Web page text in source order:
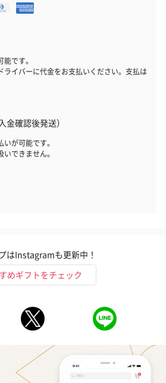
です。
ライバーに代金をお支払いください。支払は
金確認後発送）
が可能です。
できません。
はInstagramも更新中！
めギフトをチェック